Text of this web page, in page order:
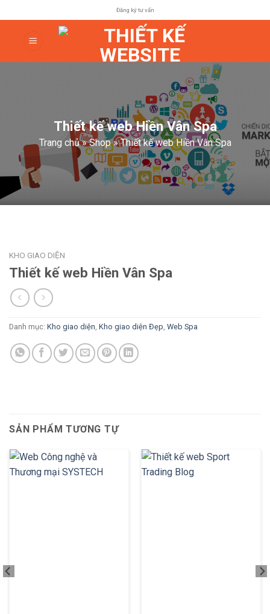
to
content
Đăng ký tư vấn
Thiết kế web Hiền Vân Spa
Trang chủ»Shop»Thiết kế web Hiền Vân Spa
KHO GIAO DIỆN
Thiết kế web Hiền Vân Spa
Danh mục: Kho giao diện Kho giao diện Đẹp Web Spa
SẢN PHẨM TƯƠNG TỰ